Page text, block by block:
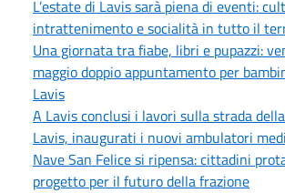
L’estate di Lavis sarà piena di eventi:
intrattenimento e socialità in tutto il
Una giornata tra fiabe, libri e pupazzi:
maggio doppio appuntamento per
Lavis
A Lavis conclusi i lavori sulla strada
Lavis, inaugurati i nuovi ambulatori
Nave San Felice si ripensa: cittadini
progetto per il futuro della frazione